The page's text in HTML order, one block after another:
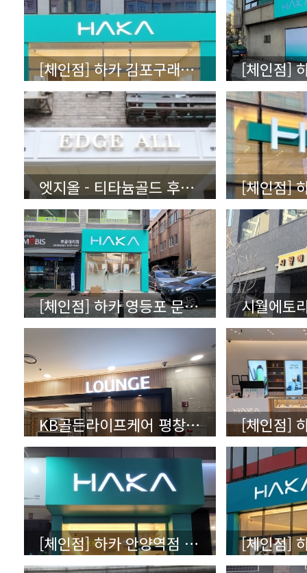
[체인점] 하카 김포구래직영점 - 갈바레이저타공
엣지올 - 티타늄골드 후광잔넬
[체인점] 하카 영등포 문래역 직영점 - 갈바프레임 레이저타공
KB골든라이프케어 평창카운티 - 에폭시채널
[체인점] 하카 안양역점 직영점